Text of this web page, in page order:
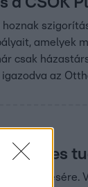
amelyek
csak
az